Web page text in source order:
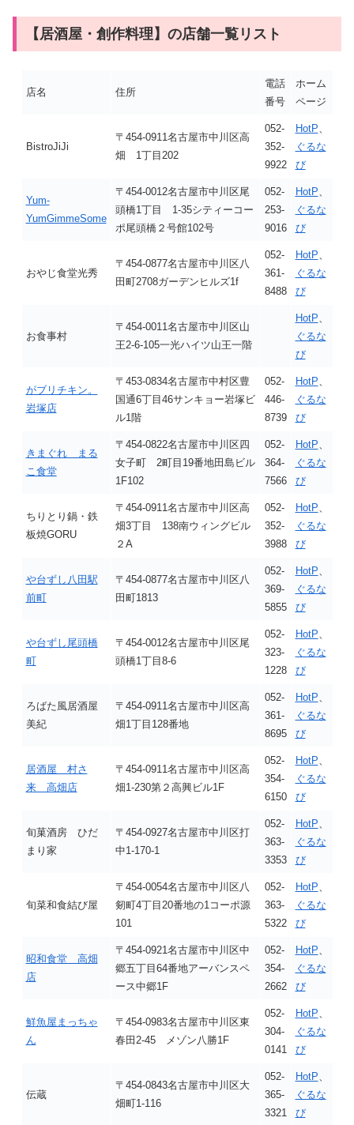
【居酒屋・創作料理】の店舗一覧リスト
店名 住所
電話
番号
ホーム
ページ
BistroJiJi
〒454-0911名古屋市中川区高
畑 1丁目202
052-
352-
9922
HotP
ぐるな
び
Yum-
YumGimmeSome
〒454-0012名古屋市中川区尾
頭橋1丁目 1-35シティーコー
ポ尾頭橋２号館102号
052-
253-
9016
HotP
ぐるな
び
おやじ食堂光秀
〒454-0877名古屋市中川区八
田町2708ガーデンヒルズ1f
052-
361-
8488
HotP
ぐるな
び
お食事村
〒454-0011名古屋市中川区山
王2-6-105一光ハイツ山王一階
HotP
ぐるな
び
がブリチキン。
岩塚店
〒453-0834名古屋市中村区豊
国通6丁目46サンキョー岩塚ビ
ル1階
052-
446-
8739
HotP
ぐるな
び
きまぐれ まる
こ食堂
〒454-0822名古屋市中川区四
女子町 2町目19番地田島ビル
1F102
052-
364-
7566
HotP
ぐるな
び
ちりとり鍋・鉄
板焼GORU
〒454-0911名古屋市中川区高
畑3丁目 138南ウィングビル
２A
052-
352-
3988
HotP
ぐるな
び
や台ずし八田駅
前町
〒454-0877名古屋市中川区八
田町1813
052-
369-
5855
HotP
ぐるな
び
や台ずし尾頭橋
町
〒454-0012名古屋市中川区尾
頭橋1丁目8-6
052-
323-
1228
HotP
ぐるな
び
ろばた風居酒屋
美紀
〒454-0911名古屋市中川区高
畑1丁目128番地
052-
361-
8695
HotP
ぐるな
び
居酒屋 村さ
来 高畑店
〒454-0911名古屋市中川区高
畑1-230第２高興ビル1F
052-
354-
6150
HotP
ぐるな
び
旬菓酒房 ひだ
まり家
〒454-0927名古屋市中川区打
中1-170-1
052-
363-
3353
HotP
ぐるな
び
旬菜和食結び屋
〒454-0054名古屋市中川区八
剱町4丁目20番地の1コーポ源
101
052-
363-
5322
HotP
ぐるな
び
昭和食堂 高畑
店
〒454-0921名古屋市中川区中
郷五丁目64番地アーバンスペ
ース中郷1F
052-
354-
2662
HotP
ぐるな
び
鮮魚屋まっちゃ
ん
〒454-0983名古屋市中川区東
春田2-45 メゾン八勝1F
052-
304-
0141
HotP
ぐるな
び
伝蔵
〒454-0843名古屋市中川区大
畑町1-116
052-
365-
3321
HotP
ぐるな
び